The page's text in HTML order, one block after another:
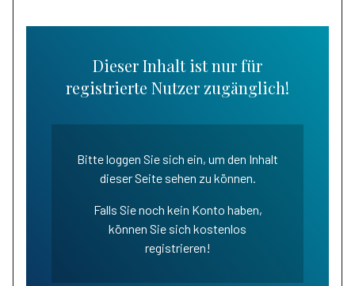
Dieser Inhalt ist nur für
registrierte Nutzer zugänglich!
Bitte loggen Sie sich ein, um den Inhalt
dieser Seite sehen zu können.
Falls Sie noch kein Konto haben,
können Sie sich kostenlos
registrieren!